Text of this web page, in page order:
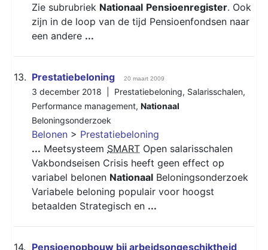
Zie subrubriek Nationaal Pensioenregister. Ook
zijn in de loop van de tijd Pensioenfondsen naar
een andere ...
13. Prestatiebeloning 20 maart 2009
3 december 2018 | Prestatiebeloning, Salarisschalen,
Performance management, Nationaal
Beloningsonderzoek
Belonen > Prestatiebeloning
... Meetsysteem SMART Open salarisschalen
Vakbondseisen Crisis heeft geen effect op
variabel belonen Nationaal Beloningsonderzoek
Variabele beloning populair voor hoogst
betaalden Strategisch en ...
14. Pensioenopbouw bij arbeidsongeschiktheid